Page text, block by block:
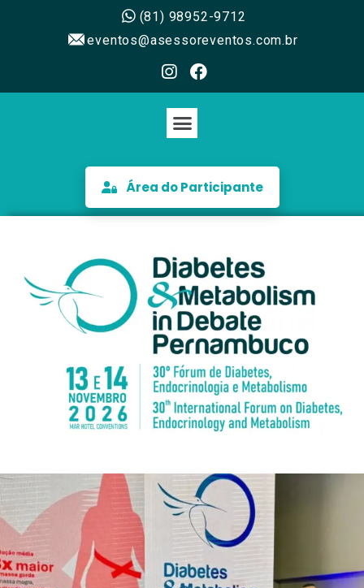
(81) 98952-9712
eventos@asessoreventos.com.br
Área do Participante